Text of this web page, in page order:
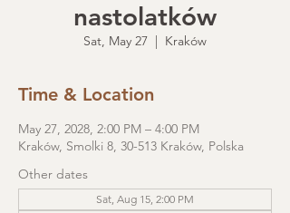
nastolatków
Sat, May 27
  |
Kraków
Time & Location
May 27, 2028, 2:00 PM – 4:00 PM
Kraków, Smolki 8, 30-513 Kraków, Polska
Other dates
Sat, Aug 15, 2:00 PM